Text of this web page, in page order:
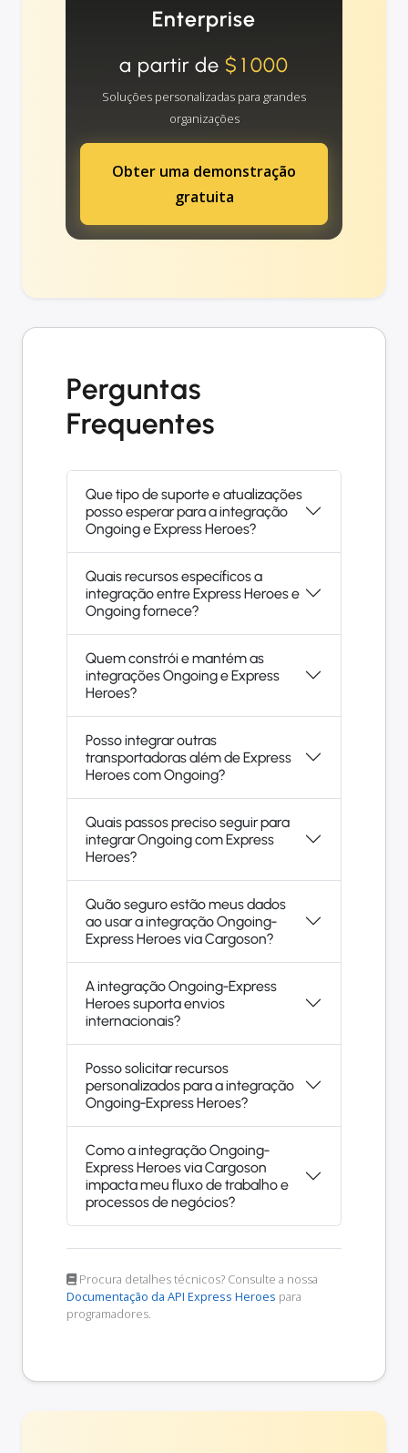
Enterprise
a partir de $1000
Soluções personalizadas para grandes
organizações
Obter uma demonstração
gratuita
Perguntas
Frequentes
Que tipo de suporte e atualizações
posso esperar para a integração
Ongoing e Express Heroes?
Quais recursos específicos a
integração entre Express Heroes e
Ongoing fornece?
Quem constrói e mantém as
integrações Ongoing e Express
Heroes?
Posso integrar outras
transportadoras além de Express
Heroes com Ongoing?
Quais passos preciso seguir para
integrar Ongoing com Express
Heroes?
Quão seguro estão meus dados
ao usar a integração Ongoing-
Express Heroes via Cargoson?
A integração Ongoing-Express
Heroes suporta envios
internacionais?
Posso solicitar recursos
personalizados para a integração
Ongoing-Express Heroes?
Como a integração Ongoing-
Express Heroes via Cargoson
impacta meu fluxo de trabalho e
processos de negócios?
Procura detalhes técnicos? Consulte a nossa
Documentação da API Express Heroes para
programadores.